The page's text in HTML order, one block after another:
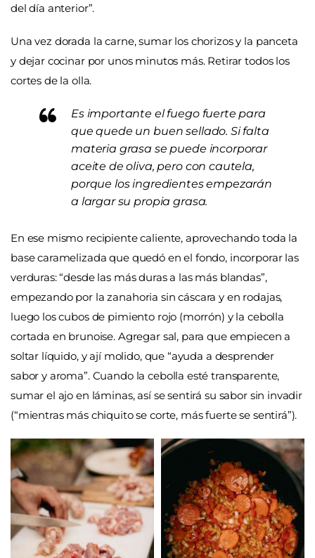
del día anterior”.
Una vez dorada la carne, sumar los chorizos y la panceta
y dejar cocinar por unos minutos más. Retirar todos los
cortes de la olla.
Es importante el fuego fuerte para
que quede un buen sellado. Si falta
materia grasa se puede incorporar
aceite de oliva, pero con cautela,
porque los ingredientes empezarán
a largar su propia grasa.
En ese mismo recipiente caliente, aprovechando toda la
base caramelizada que quedó en el fondo, incorporar las
verduras: “desde las más duras a las más blandas”,
empezando por la zanahoria sin cáscara y en rodajas,
luego los cubos de pimiento rojo (morrón) y la cebolla
cortada en brunoise. Agregar sal, para que empiecen a
soltar líquido, y ají molido, que “ayuda a desprender
sabor y aroma”. Cuando la cebolla esté transparente,
sumar el ajo en láminas, así se sentirá su sabor sin invadir
(“mientras más chiquito se corte, más fuerte se sentirá”).